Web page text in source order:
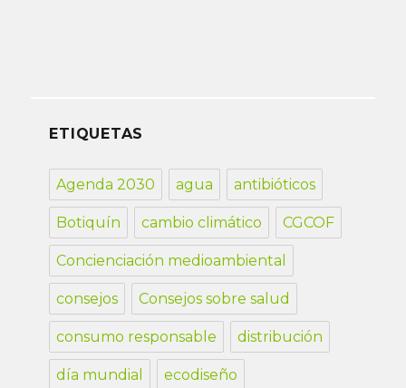
ETIQUETAS
Agenda 2030 agua antibióticos
Botiquín cambio climático CGCOF
Concienciación medioambiental
consejos Consejos sobre salud
consumo responsable distribución
día mundial ecodiseño